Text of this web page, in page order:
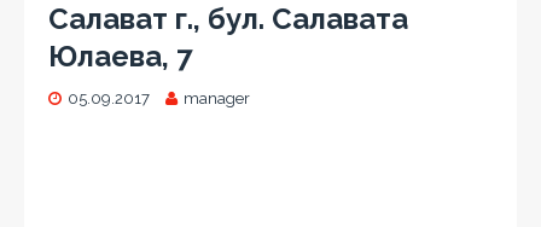
Салават г., бул. Салавата
Юлаева, 7
05.09.2017 manager